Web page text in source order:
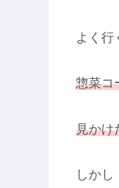
よく行
惣菜コ
見かけ
しかし